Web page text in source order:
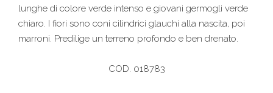
lunghe di colore verde intenso e giovani germogli verde
chiaro. I fiori sono coni cilindrici glauchi alla nascita, poi
marroni. Predilige un terreno profondo e ben drenato.
COD. 018783